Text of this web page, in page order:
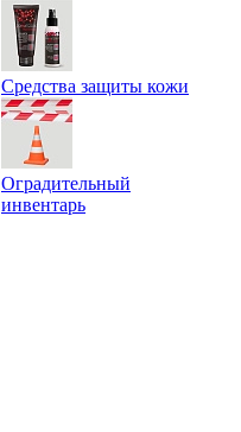
Средства защиты кожи
Оградительный
инвентарь